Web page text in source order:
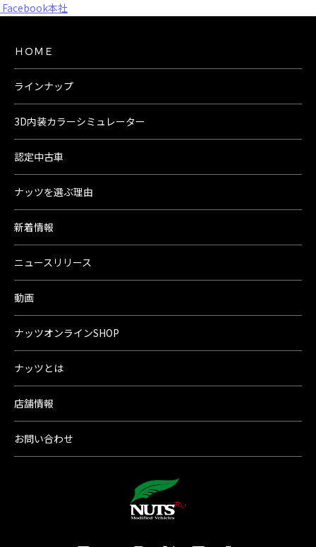
Facebook本社
ＨＯＭＥ
ラインナップ
3D内装カラーシミュレーター
認定中古車
ナッツを選ぶ理由
新着情報
ニュースリリース
動画
ナッツオンラインSHOP
ナッツとは
店舗情報
お問い合わせ